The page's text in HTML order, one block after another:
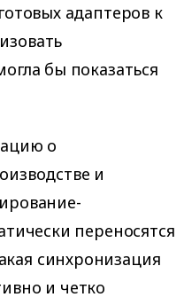
адаптеров к
бы показаться
о
и
переносятся
синхронизация
и четко